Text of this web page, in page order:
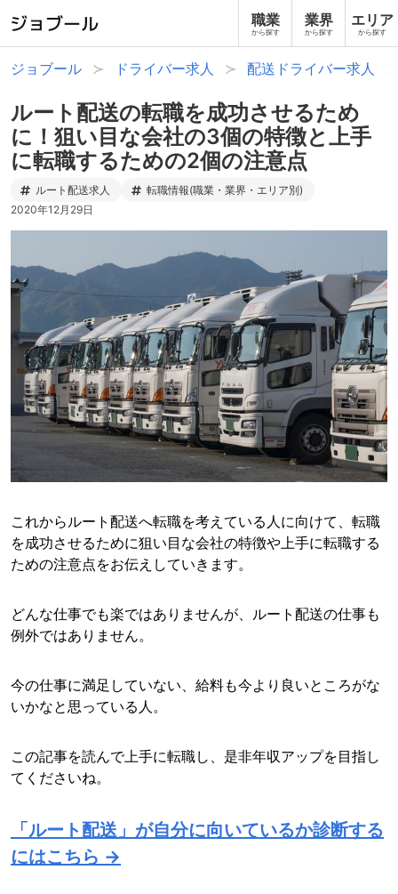
職業
から探す
業界
から探す
エリア
から探す
ジョブール ドライバー求人 配送ドライバー求人
ルート配送の転職を成功させるため
に！狙い目な会社の3個の特徴と上手
に転職するための2個の注意点
ルート配送求人
転職情報(職業・業界・エリア別)
2020年12月29日
これからルート配送へ転職を考えている人に向けて、転職
を成功させるために狙い目な会社の特徴や上手に転職する
ための注意点をお伝えしていきます。
どんな仕事でも楽ではありませんが、ルート配送の仕事も
例外ではありません。
今の仕事に満足していない、給料も今より良いところがな
いかなと思っている人。
この記事を読んで上手に転職し、是非年収アップを目指し
てくださいね。
「ルート配送」が自分に向いているか診断する
にはこちら →